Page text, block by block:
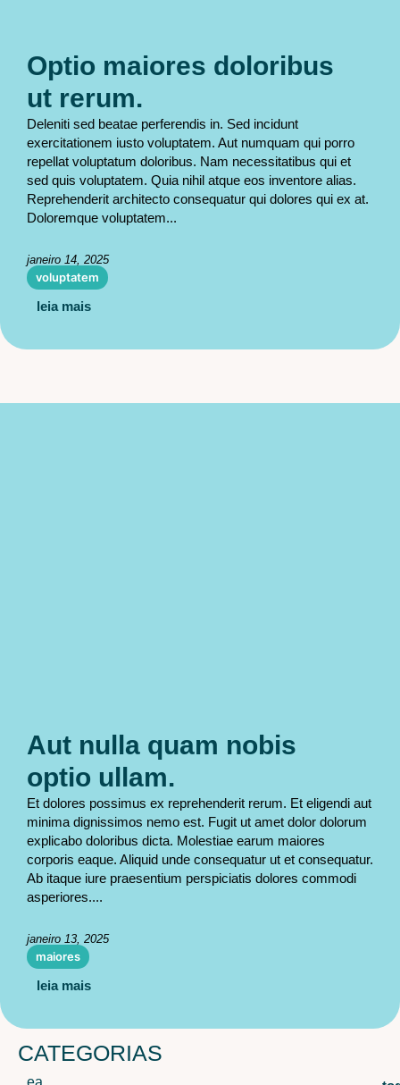
Optio maiores doloribus
ut rerum.
Deleniti sed beatae perferendis in. Sed incidunt
exercitationem iusto voluptatem. Aut numquam qui porro
repellat voluptatum doloribus. Nam necessitatibus qui et
sed quis voluptatem. Quia nihil atque eos inventore alias.
Reprehenderit architecto consequatur qui dolores qui ex at.
Doloremque voluptatem...
janeiro 14, 2025
voluptatem
leia mais
Aut nulla quam nobis
optio ullam.
Et dolores possimus ex reprehenderit rerum. Et eligendi aut
minima dignissimos nemo est. Fugit ut amet dolor dolorum
explicabo doloribus dicta. Molestiae earum maiores
corporis eaque. Aliquid unde consequatur ut et consequatur.
Ab itaque iure praesentium perspiciatis dolores commodi
asperiores....
janeiro 13, 2025
maiores
leia mais
CATEGORIAS
ea